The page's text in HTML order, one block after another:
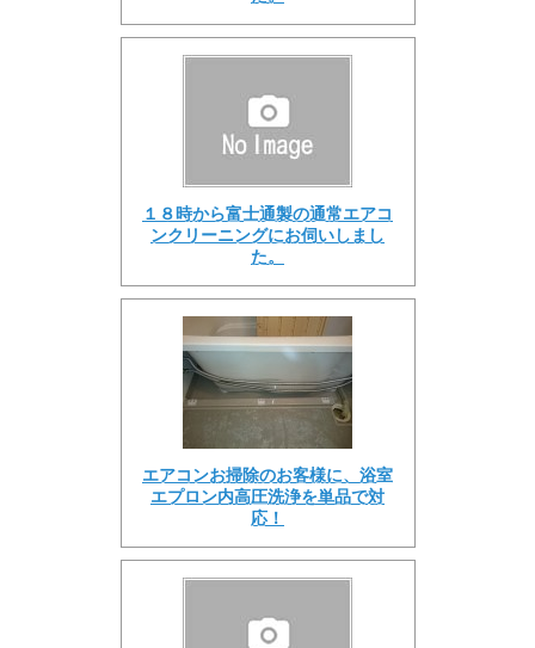
１８時から富士通製の通常エアコ
ンクリーニングにお伺いしまし
た。
エアコンお掃除のお客様に、浴室
エプロン内高圧洗浄を単品で対
応！